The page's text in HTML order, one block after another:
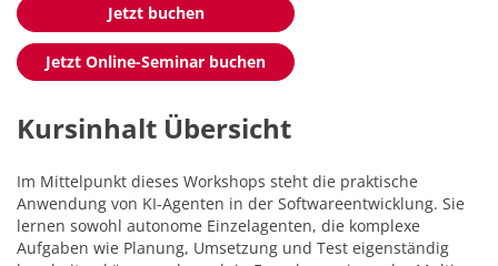
Jetzt buchen
Jetzt Online-Seminar buchen
Kursinhalt Übersicht
Im Mittelpunkt dieses Workshops steht die praktische
Anwendung von KI-Agenten in der Softwareentwicklung. Sie
lernen sowohl autonome Einzelagenten, die komplexe
Aufgaben wie Planung, Umsetzung und Test eigenständig